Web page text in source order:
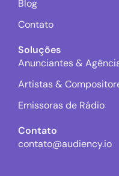
Blog
Contato
Soluções
Anunciantes &
Artistas &
Emissoras de Rádio
Contato
contato@audiency.io